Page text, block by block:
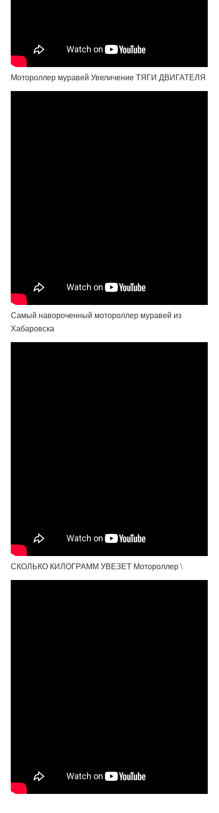
Мотороллер муравей Увеличение ТЯГИ ДВИГАТЕЛЯ
Самый навороченный мотороллер муравей из
Хабаровска
СКОЛЬКО КИЛОГРАММ УВЕЗЕТ Мотороллер \